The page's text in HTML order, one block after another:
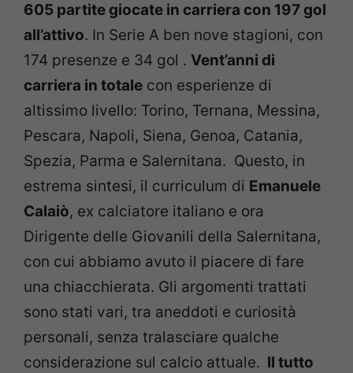
605 partite giocate in carriera con 197 gol
all’attivo. In Serie A ben nove stagioni, con
174 presenze e 34 gol . Vent’anni di
carriera in totale con esperienze di
altissimo livello: Torino, Ternana, Messina,
Pescara, Napoli, Siena, Genoa, Catania,
Spezia, Parma e Salernitana. Questo, in
estrema sintesi, il curriculum di Emanuele
Calaiò, ex calciatore italiano e ora
Dirigente delle Giovanili della Salernitana,
con cui abbiamo avuto il piacere di fare
una chiacchierata. Gli argomenti trattati
sono stati vari, tra aneddoti e curiosità
personali, senza tralasciare qualche
considerazione sul calcio attuale. Il tutto